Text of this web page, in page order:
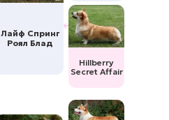
Лайф Спринг
Роял Блад
Hillberry
Secret Affair